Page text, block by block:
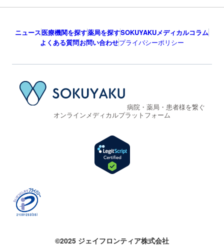
ニュース医療機関を探す薬局を探すSOKUYAKUメディカルコラム
よくある質問お問い合わせプライバシーポリシー
病院・薬局・患者様を繋ぐ
オンラインメディカルプラットフォーム
©2025 ジェイフロンティア株式会社